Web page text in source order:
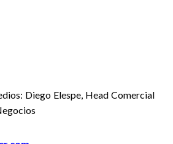
Diego Elespe, Head Comercial